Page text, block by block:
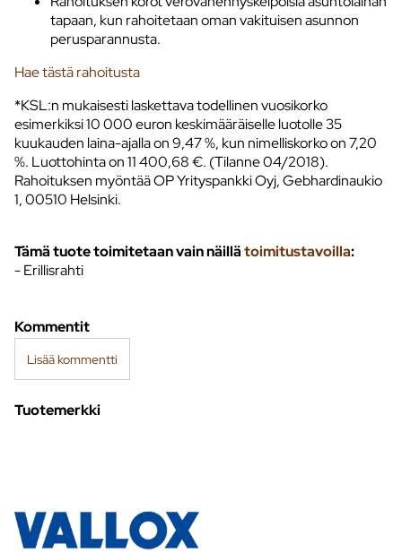
tapaan, kun rahoitetaan oman vakituisen asunnon
perusparannusta.
Hae tästä rahoitusta
*KSL:n mukaisesti laskettava todellinen vuosikorko
esimerkiksi 10 000 euron keskimääräiselle luotolle 35
kuukauden laina-ajalla on 9,47 %, kun nimelliskorko on 7,20
%. Luottohinta on 11 400,68 €. (Tilanne 04/2018).
Rahoituksen myöntää OP Yrityspankki Oyj, Gebhardinaukio
1, 00510 Helsinki.
Tämä tuote toimitetaan vain näillätoimitustavoilla:
- Erillisrahti
Kommentit
Lisää kommentti
Tuotemerkki